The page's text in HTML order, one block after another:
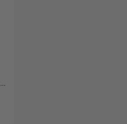
Atmungsaktiver Einsatzstiefel aus Glattleder und Textil mit mittlerem Schaft.